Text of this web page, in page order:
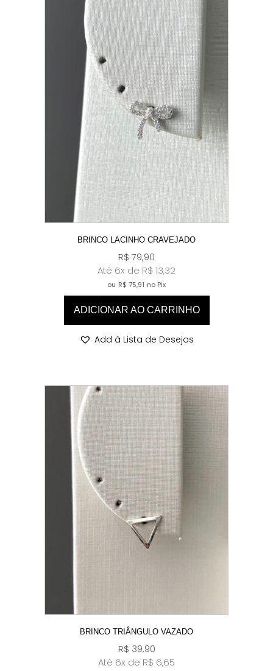
BRINCO LACINHO CRAVEJADO
R$ 79,90
Até 6x de R$ 13,32
ou R$ 75,91 no Pix
ADICIONAR AO CARRINHO
Add à Lista de Desejos
BRINCO TRIÂNGULO VAZADO
R$ 39,90
Até 6x de R$ 6,65